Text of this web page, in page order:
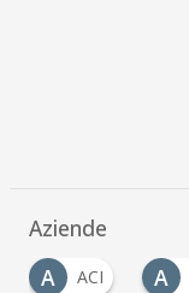
Aziende
A
ACI A